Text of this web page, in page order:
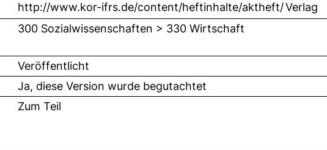
http://www.kor-ifrs.de/content/heftinhalte/aktheft/Verlag
300 Sozialwissenschaften > 330 Wirtschaft
Veröffentlicht
Ja, diese Version wurde begutachtet
Zum Teil